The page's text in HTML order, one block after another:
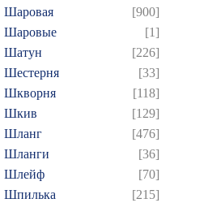
Шаровая
[900]
Шаровые
[1]
Шатун
[226]
Шестерня
[33]
Шкворня
[118]
Шкив
[129]
Шланг
[476]
Шланги
[36]
Шлейф
[70]
Шпилька
[215]